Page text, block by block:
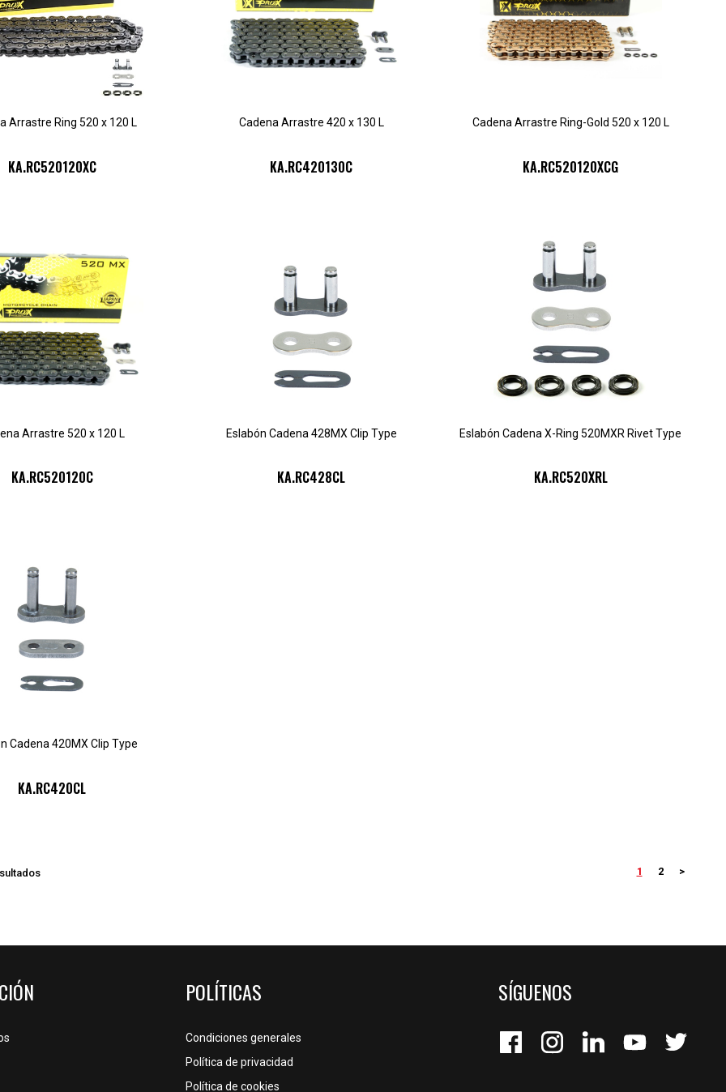
Arrastre Ring 520 x 120 L
KA.RC520120XC
Cadena Arrastre 420 x 130 L
KA.RC420130C
Cadena Arrastre Ring-Gold 520 x 120 L
KA.RC520120XCG
Arrastre 520 x 120 L
KA.RC520120C
Eslabón Cadena 428MX Clip Type
KA.RC428CL
Eslabón Cadena X-Ring 520MXR Rivet Type
KA.RC520XRL
Cadena 420MX Clip Type
KA.RC420CL
1 2 >
POLÍTICAS
Condiciones generales
Política de privacidad
Política de cookies
SÍGUENOS